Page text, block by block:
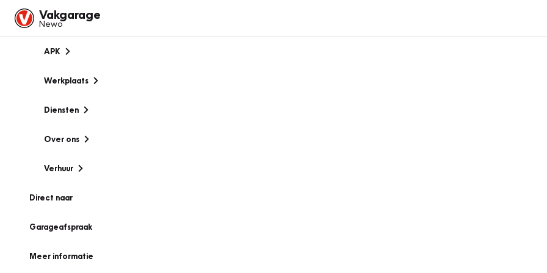
Vakgarage
Newo
APK
Werkplaats
Diensten
Over ons
Verhuur
Direct naar
Garageafspraak
Meer informatie